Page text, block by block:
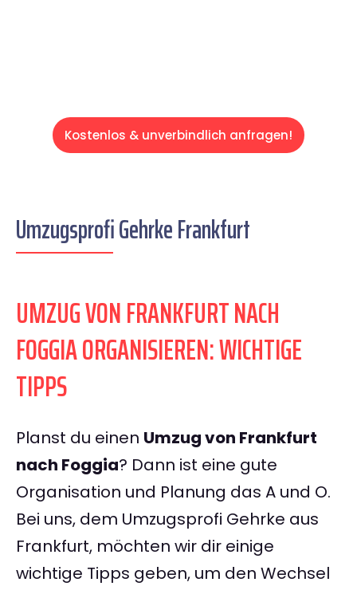
Kostenlos & unverbindlich anfragen!
Umzugsprofi Gehrke Frankfurt
UMZUG VON FRANKFURT NACH
FOGGIA ORGANISIEREN: WICHTIGE
TIPPS
Planst du einen Umzug von Frankfurt
nach Foggia? Dann ist eine gute
Organisation und Planung das A und O.
Bei uns, dem Umzugsprofi Gehrke aus
Frankfurt, möchten wir dir einige
wichtige Tipps geben, um den Wechsel